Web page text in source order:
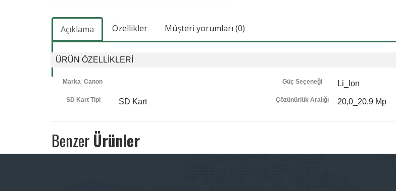
Açıklama Özellikler Müşteri yorumları (0)
ÜRÜN ÖZELLIKLERI
Marka Canon Güç Seçeneği Li_Ion
SD Kart Tipi SD Kart Çözünürlük Aralığı 20,0_20,9 Mp
Benzer Ürünler